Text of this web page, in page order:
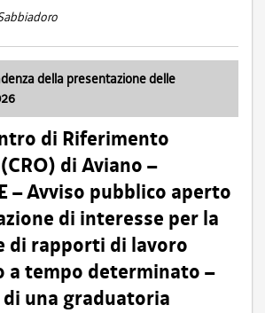
della presentazione delle
di Riferimento
di Aviano –
– Avviso pubblico aperto
di interesse per la
di rapporti di lavoro
a tempo determinato –
una graduatoria